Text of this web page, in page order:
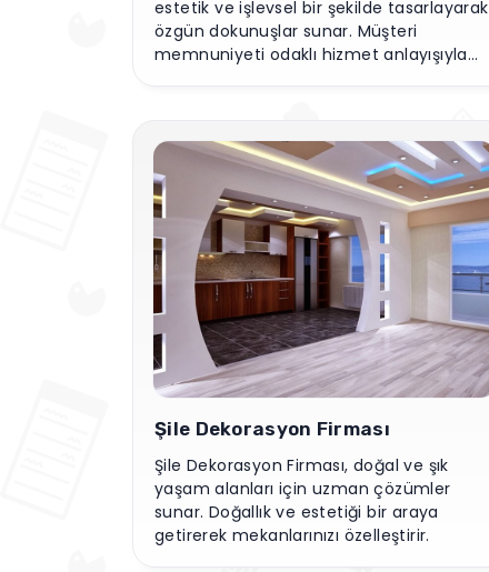
estetik ve işlevsel bir şekilde tasarlayarak
özgün dokunuşlar sunar. Müşteri
memnuniyeti odaklı hizmet anlayışıyla
Şile Dekorasyon Firması
Şile Dekorasyon Firması, doğal ve şık
yaşam alanları için uzman çözümler
sunar. Doğallık ve estetiği bir araya
getirerek mekanlarınızı özelleştirir.